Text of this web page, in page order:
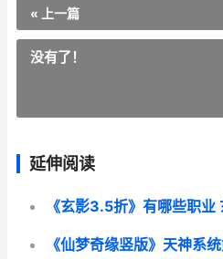
« 上一篇
没有了！
延伸阅读